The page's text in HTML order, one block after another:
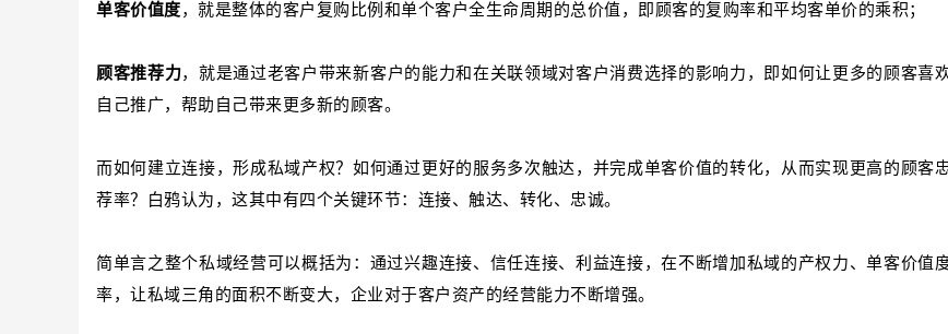
单客价值度，就是整体的客户复购比例和单个客户全生命周期的总价值，即顾客的复购率和平均客单价的乘积；
顾客推荐力，就是通过老客户带来新客户的能力和在关联领域对客户消费选择的影响力，即如何让更多的顾客喜
自己推广，帮助自己带来更多新的顾客。
而如何建立连接，形成私域产权？如何通过更好的服务多次触达，并完成单客价值的转化，从而实现更高的顾客
荐率？白鸦认为，这其中有四个关键环节：连接、触达、转化、忠诚。
简单言之整个私域经营可以概括为：通过兴趣连接、信任连接、利益连接，在不断增加私域的产权力、单客价值
率，让私域三角的面积不断变大，企业对于客户资产的经营能力不断增强。